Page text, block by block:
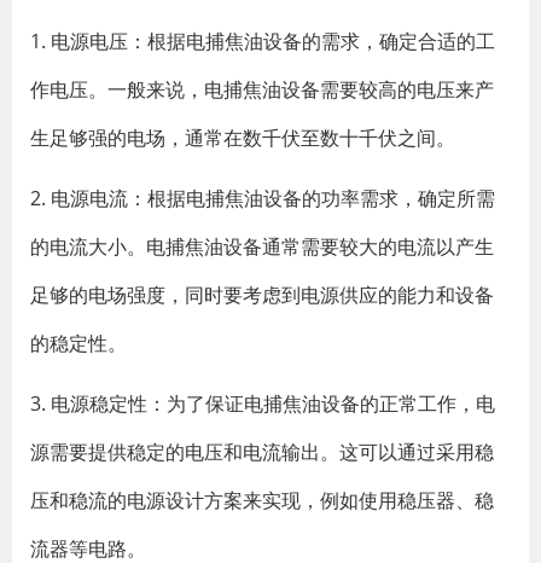
1. 电源电压：根据电捕焦油设备的需求，确定合适的工
作电压。一般来说，电捕焦油设备需要较高的电压来产
生足够强的电场，通常在数千伏至数十千伏之间。
2. 电源电流：根据电捕焦油设备的功率需求，确定所需
的电流大小。电捕焦油设备通常需要较大的电流以产生
足够的电场强度，同时要考虑到电源供应的能力和设备
的稳定性。
3. 电源稳定性：为了保证电捕焦油设备的正常工作，电
源需要提供稳定的电压和电流输出。这可以通过采用稳
压和稳流的电源设计方案来实现，例如使用稳压器、稳
流器等电路。